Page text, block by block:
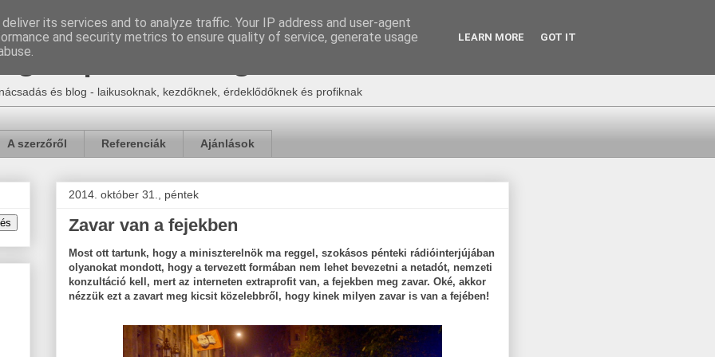
| e-ker blog
és blog - laikusoknak, kezdőknek, érdeklődőknek és profiknak
A szerzőről Referenciák Ajánlások
2014. október 31., péntek
Zavar van a fejekben
Most ott tartunk, hogy a miniszterelnök ma reggel, szokásos pénteki rádióinterjújában
olyanokat mondott, hogy a tervezett formában nem lehet bevezetni a netadót, nemzeti
konzultáció kell, mert az interneten extraprofit van, a fejekben meg zavar. Oké, akkor
nézzük ezt a zavart meg kicsit közelebbről, hogy kinek milyen zavar is van a fejében!
its services and to analyze traffic. Your IP address and user-agent
and security metrics to ensure quality of service, generate usage
LEARN MORE GOT IT